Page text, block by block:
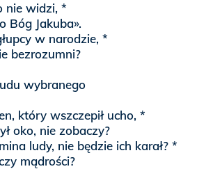
nie widzi, *
Bóg Jakuba».
w narodzie, *
bezrozumni?
wybranego
który wszczepił ucho, *
oko, nie zobaczy?
ludy, nie będzie ich karał? *
mądrości?